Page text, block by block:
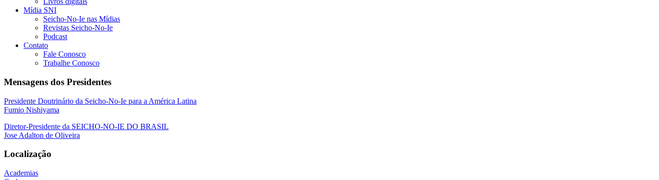
Mídia SNI
Seicho-No-Ie nas Mídias
Revistas Seicho-No-Ie
Podcast
Contato
Fale Conosco
Trabalhe Conosco
Mensagens dos Presidentes
Presidente Doutrinário da Seicho-No-Ie para a América Latina
Fumio Nishiyama
Diretor-Presidente da SEICHO-NO-IE DO BRASIL
Jose Adalton de Oliveira
Localização
Academias